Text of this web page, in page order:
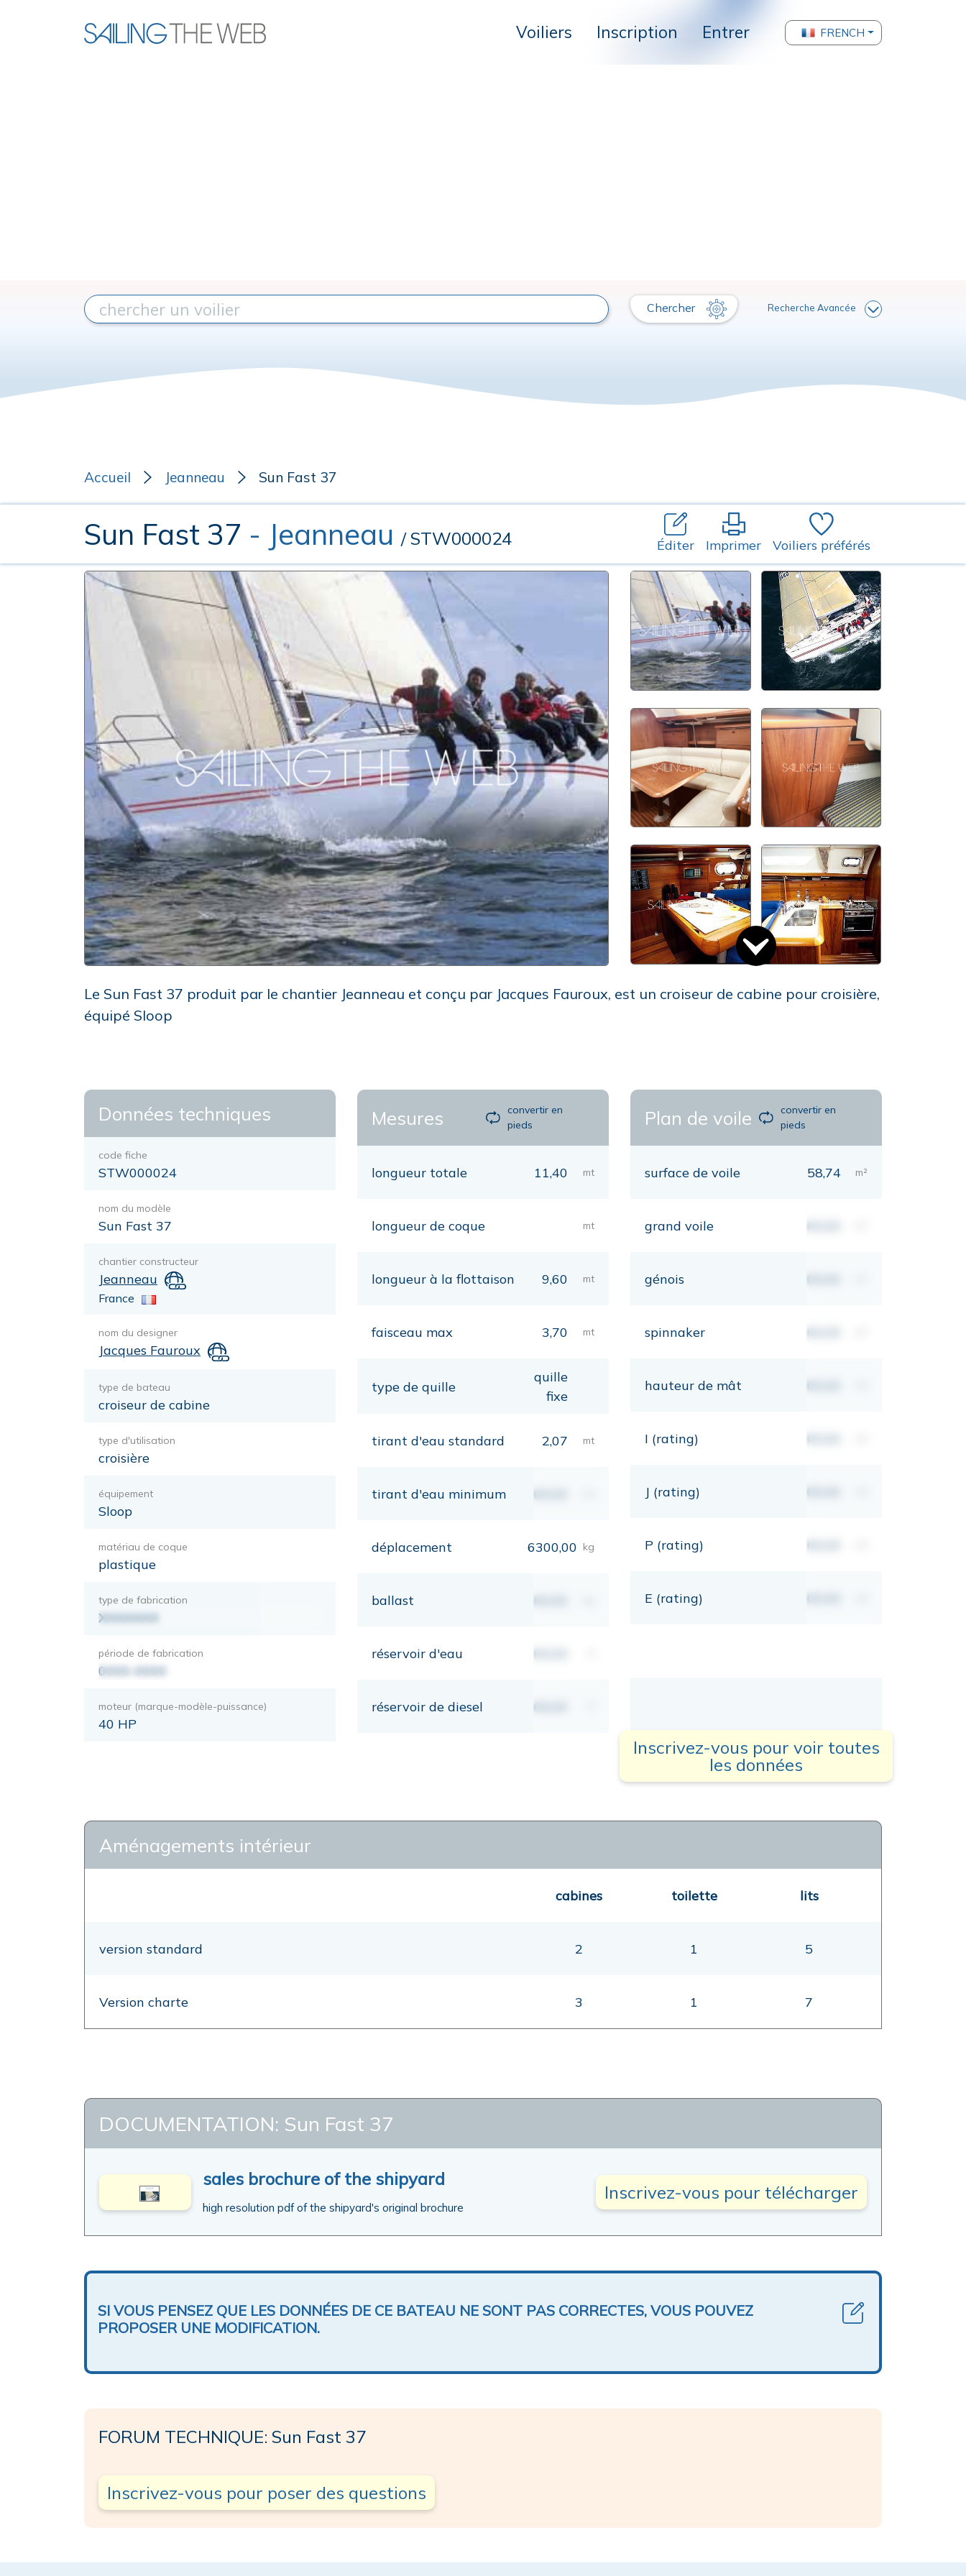
Voiliers Inscription Entrer FRENCH
Chercher Recherche Avancée
Accueil Jeanneau Sun Fast 37
Sun Fast 37 - Jeanneau / STW000024 Éditer Imprimer Voiliers préférés
Le Sun Fast 37 produit par le chantier Jeanneau et conçu par Jacques Fauroux, est un croiseur de cabine pour croisière,
équipé Sloop
Données techniques
code fiche
STW000024
nom du modèle
Sun Fast 37
chantier constructeur
Jeanneau
France
nom du designer
Jacques Fauroux
type de bateau
croiseur de cabine
type d'utilisation
croisière
équipement
Sloop
matériau de coque
plastique
type de fabrication
XXXXXXX
période de fabrication
0000-0000
moteur (marque-modèle-puissance)
40 HP
Mesures
convertir en
pieds
longueur totale 11,40 mt
longueur de coque mt
longueur à la flottaison 9,60 mt
faisceau max 3,70 mt
type de quille
quille
fixe
tirant d'eau standard 2,07 mt
tirant d'eau minimum 00,00
déplacement 6300,00 kg
ballast 00,00
réservoir d'eau 00,00
réservoir de diesel 00,00
Plan de voile
convertir en
pieds
surface de voile 58,74 m²
grand voile 00,00
génois 00,00
spinnaker 00,00
hauteur de mât 00,00
I (rating) 00,00
J (rating) 00,00
P (rating) 00,00
E (rating) 00,00
Inscrivez-vous pour voir toutes
les données
Aménagements intérieur
cabines toilette lits
version standard 2 1 5
Version charte 3 1 7
DOCUMENTATION: Sun Fast 37
sales brochure of the shipyard
high resolution pdf of the shipyard's original brochure
Inscrivez-vous pour télécharger
SI VOUS PENSEZ QUE LES DONNÉES DE CE BATEAU NE SONT PAS CORRECTES, VOUS POUVEZ
PROPOSER UNE MODIFICATION.
FORUM TECHNIQUE: Sun Fast 37
Inscrivez-vous pour poser des questions